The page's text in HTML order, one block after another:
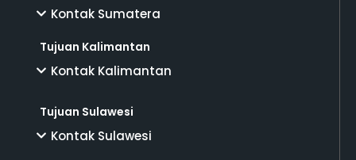
Kontak Sumatera
Tujuan Kalimantan
Kontak Kalimantan
Tujuan Sulawesi
Kontak Sulawesi